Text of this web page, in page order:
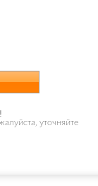
уточняйте